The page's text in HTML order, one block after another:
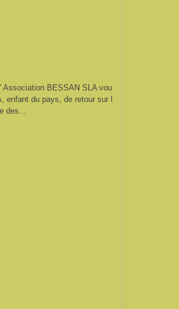
Association BESSAN SLA vou
du pays, de retour sur l
des...